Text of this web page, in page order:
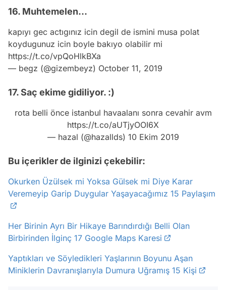
16. Muhtemelen...
kapıyı gec actıgınız icin degil de ismini musa polat
koydugunuz icin boyle bakıyo olabilir mi
https://t.co/vpQoHlkBXa
— begz (@gizembeyz) October 11, 2019
17. Saç ekime gidiliyor. :)
rota belli önce istanbul havaalanı sonra cevahir avm
https://t.co/aUTjyOOI6X
— hazal (@hazallds) 10 Ekim 2019
Bu içerikler de ilginizi çekebilir:
Okurken Üzülsek mi Yoksa Gülsek mi Diye Karar
Veremeyip Garip Duygular Yaşayacağımız 15 Paylaşım
Her Birinin Ayrı Bir Hikaye Barındırdığı Belli Olan
Birbirinden İlginç 17 Google Maps Karesi
Yaptıkları ve Söyledikleri Yaşlarının Boyunu Aşan
Miniklerin Davranışlarıyla Dumura Uğramış 15 Kişi